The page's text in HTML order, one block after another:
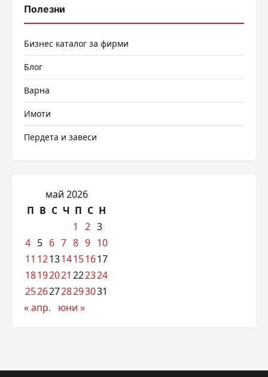
Полезни
Бизнес каталог за фирми
Блог
Варна
Имоти
Пердета и завеси
май 2026
П В С Ч П С Н
1
2 3
4 5 6 7 8 9 10
11 121314151617
18192021 222324
25262728293031
« апр.
юни »